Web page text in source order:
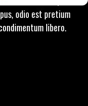
odio est pretium
libero.